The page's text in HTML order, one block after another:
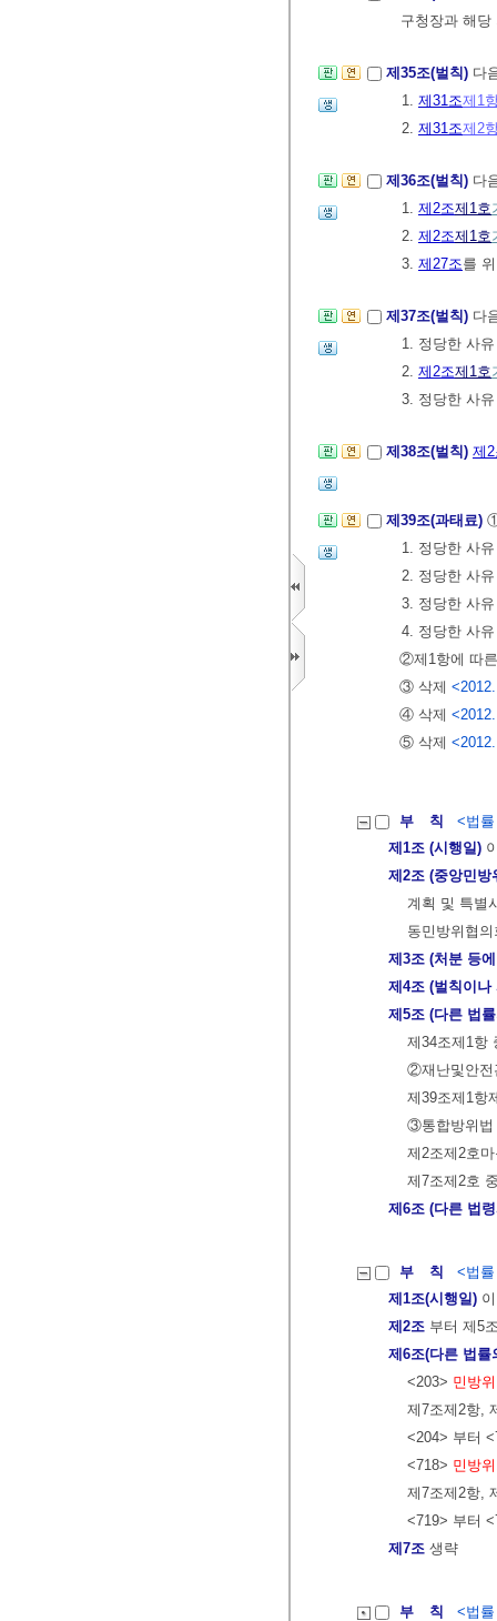
구청장과 해
제35조(벌칙) 다
1. 제31조제1
2. 제31조제2
제36조(벌칙) 다
1. 제2조제1호
2. 제2조제1호
3. 제27조를
제37조(벌칙) 다
1. 정당한 사
2. 제2조제1호
3. 정당한 사
제38조(벌칙) 제
제39조(과태료)
1. 정당한 사
2. 정당한 사
3. 정당한 사
4. 정당한 사
②제1항에 따
③ 삭제
④ 삭제
⑤ 삭제
부 칙
<법
제1조 (시행일)
제2조 (중앙민방
계획 및 특별
동민방위협
제3조 (처분 등
제4조 (벌칙이나
제5조 (다른 법
제34조제1항
②재난및안전
제39조제1항
③통합방위법
제2조제2호
제7조제2호
제6조 (다른 법
부 칙
<법
제1조(시행일)
제2조 부터 제5
제6조(다른 법률
<203> 민방
제7조제2항,
<204> 부터
<718> 민방
제7조제2항,
<719> 부터
제7조 생략
부 칙
<법